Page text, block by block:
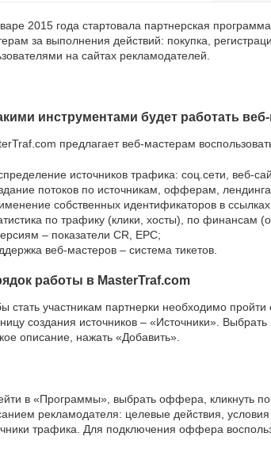
2015 года стартовала партнерская
за выполнения действий: покупка,
на сайтах рекламодателей.
инструментами будет работать
предлагает веб-мастерам
источников трафика: соц.сети, веб-
потоков по источникам, офферам,
собственных идентификаторов в
по трафику (клики, хосты), по
– показатели CR, EPC;
веб-мастеров – система тикетов.
работы в MasterTraf.com
стать участникам партнерки необходимо
создания источников – «Источники».
описание, нажать «Добавить».
в «Программы», выбрать оффера, кликнуть
рекламодателя: целевые действия,
трафика. Для подключения оффера